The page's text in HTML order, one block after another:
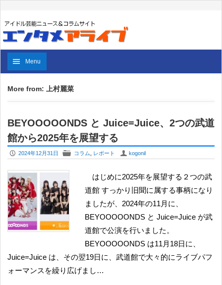
Menu
More from: 上村麗菜
BEYOOOOONDS と Juice=Juice、2つの武道
館から2025年を展望する
P 2024年12月31日 F コラム レポート U kogonil
はじめに2025年を展望する２つの武
道館 すっかり旧聞に属する事柄になり
ましたが、2024年の11月に、
BEYOOOOONDS と Juice=Juice が武
道館で公演を行いました。
BEYOOOOONDS は11月18日に、
Juice=Juice は、その翌19日に、武道館で大々的にライブパフ
ォーマンスを繰り広げまし…